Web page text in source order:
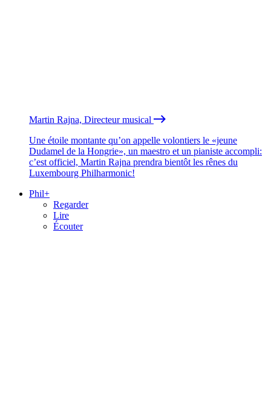
Martin Rajna, Directeur musical
Une étoile montante qu’on appelle volontiers le «jeune
Dudamel de la Hongrie», un maestro et un pianiste accompli:
c’est officiel, Martin Rajna prendra bientôt les rênes du
Luxembourg Philharmonic!
Phil+
Regarder
Lire
Écouter